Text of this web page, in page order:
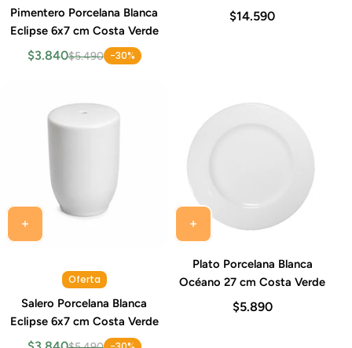
Pimentero Porcelana Blanca
Eclipse 6x7 cm Costa Verde
$3.840$5.490 -30%
$14.590
Oferta
Salero Porcelana Blanca
Eclipse 6x7 cm Costa Verde
Plato Porcelana Blanca
Océano 27 cm Costa Verde
$5.890